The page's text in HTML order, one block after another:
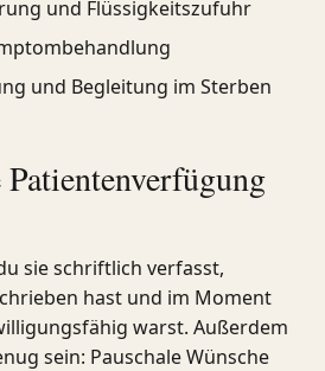
und Flüssigkeitszufuhr
und Begleitung im Sterben
sie schriftlich verfasst,
hast und im Moment
warst. Außerdem
sein: Pauschale Wünsche